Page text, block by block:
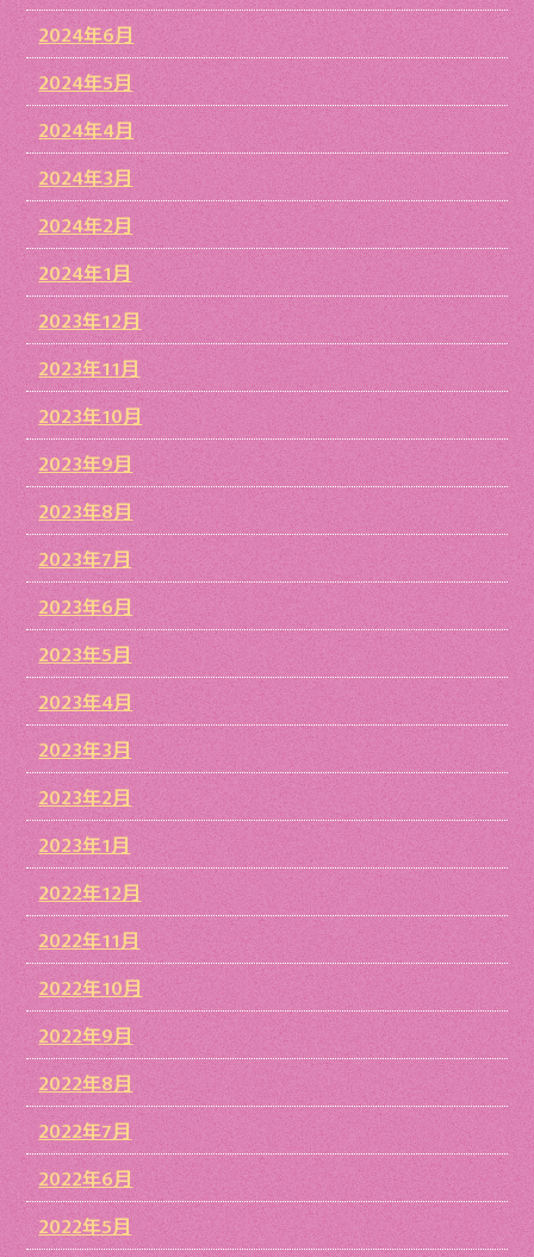
2024年6月
2024年5月
2024年4月
2024年3月
2024年2月
2024年1月
2023年12月
2023年11月
2023年10月
2023年9月
2023年8月
2023年7月
2023年6月
2023年5月
2023年4月
2023年3月
2023年2月
2023年1月
2022年12月
2022年11月
2022年10月
2022年9月
2022年8月
2022年7月
2022年6月
2022年5月